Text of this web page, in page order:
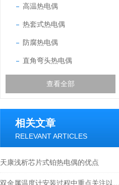
高温热电偶
热套式热电偶
防腐热电偶
直角弯头热电偶
查看全部
相关文章
RELEVANT ARTICLES
天康浅析芯片式铂热电偶的优点